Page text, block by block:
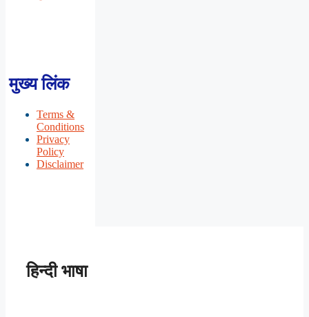
मुख्य लिंक
Terms &
Conditions
Privacy
Policy
Disclaimer
हिन्दी भाषा